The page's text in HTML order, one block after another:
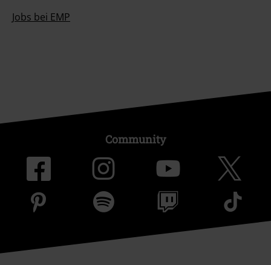
Jobs bei EMP
Community